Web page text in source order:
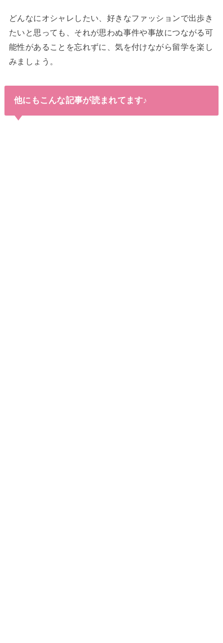
どんなにオシャレしたい、好きなファッションで出歩き
たいと思っても、それが思わぬ事件や事故につながる可
能性があることを忘れずに、気を付けながら留学を楽し
みましょう。
他にもこんな記事が読まれてます♪